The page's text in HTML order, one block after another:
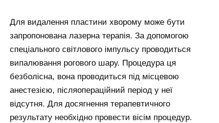
Для видалення пластини хворому може бути
запропонована лазерна терапія. За допомогою
спеціального світлового імпульсу проводиться
випалювання рогового шару. Процедура ця
безболісна, вона проводиться під місцевою
анестезією, післяопераційний період у неї
відсутня. Для досягнення терапевтичного
результату необхідно провести вісім процедур.